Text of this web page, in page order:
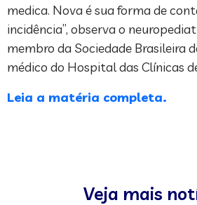
medica. Nova é sua forma de
incidência”, observa o
membro da Sociedade Brasileira
médico do Hospital das Clínicas
Leia a matéria completa.
Veja mais